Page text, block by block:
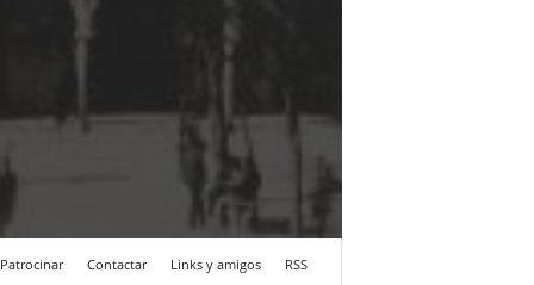
Patrocinar Contactar Links y amigos
RSS